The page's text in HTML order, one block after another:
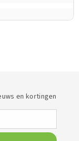
en kortingen